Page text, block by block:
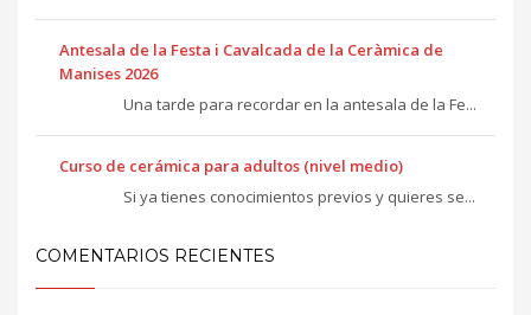
Antesala de la Festa i Cavalcada de la Ceràmica de
Manises 2026
Una tarde para recordar en la antesala de la Fe...
Curso de cerámica para adultos (nivel medio)
Si ya tienes conocimientos previos y quieres se...
COMENTARIOS RECIENTES